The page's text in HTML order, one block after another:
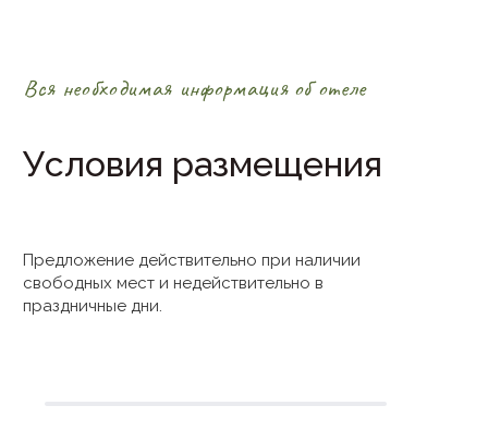
Вся необходимая информация об отеле
Условия размещения
Предложение действительно при наличии
свободных мест и недействительно в
праздничные дни.